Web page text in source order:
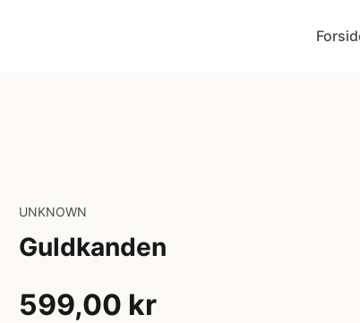
UNKNOWN
Guldkanden
599,00 kr